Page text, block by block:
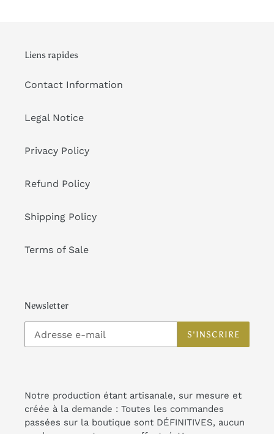
Liens rapides
Contact Information
Legal Notice
Privacy Policy
Refund Policy
Shipping Policy
Terms of Sale
Newsletter
S'INSCRIRE
Notre production étant artisanale, sur mesure et
créée à la demande : Toutes les commandes
passées sur la boutique sont DÉFINITIVES, aucun